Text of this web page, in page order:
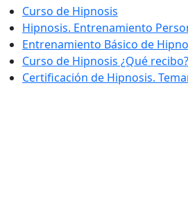
Curso de Hipnosis
Hipnosis. Entrenamiento
Entrenamiento Básico de
Curso de Hipnosis ¿Qué recibo?
Certificación de Hipnosis.